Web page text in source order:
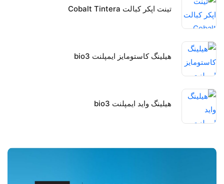
تینت اپکر کبالت Cobalt Tintera
هیلینگ کاستومایز ایمپلنت bio3
هیلینگ واید ایمپلنت bio3